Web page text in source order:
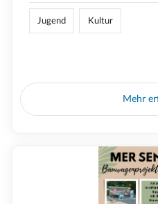
Jugend Kultur
Mehr